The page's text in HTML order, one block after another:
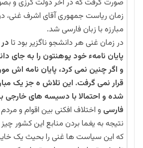
صورت گرفت که در آخر دولت کرزی و
زمان ریاست جمهوری آقای اشرف غنی،
مبارزه با زبان فارسی شد.
در زمان غنی هر دانشجو ناگزیر بود تا
پایان نامهء خود پوهنتون را به جای
و اگر چنین نمی کرد، پایان نامه اش
قرار نمی گرفت. این تلاش ه جز یک
شده و احتمالا با دسیسه های خارجی
فارسی و اختلاف افکنی بین اقوام و
نتیجه به یغما بردن منابع این کشور
که این سیاست ها غنی را بحیث یک